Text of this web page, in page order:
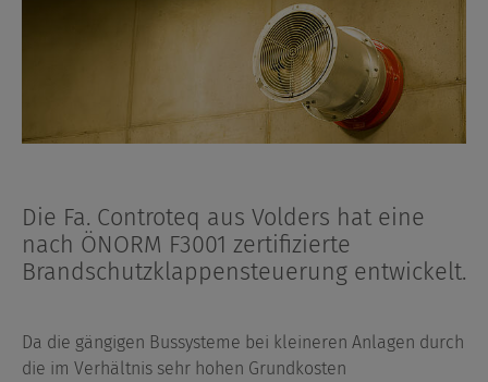
Die Fa. Controteq aus Volders hat eine
nach ÖNORM F3001 zertifizierte
Brandschutzklappensteuerung entwickelt.
Da die gängigen Bussysteme bei kleineren Anlagen durch
die im Verhältnis sehr hohen Grundkosten